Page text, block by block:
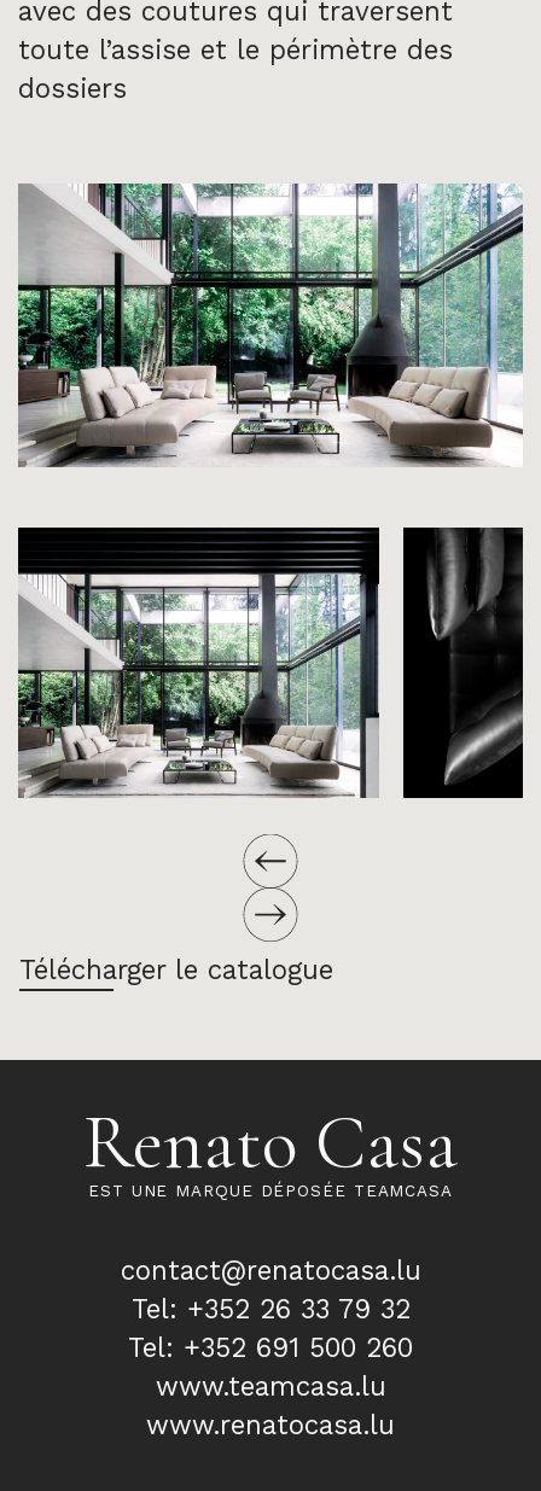
avec des coutures qui traversent
toute l’assise et le périmètre des
dossiers
Télécharger le catalogue
Renato Casa
EST UNE MARQUE DÉPOSÉE TEAMCASA
contact@renatocasa.lu
Tel: +352 26 33 79 32
Tel: +352 691 500 260
www.teamcasa.lu
www.renatocasa.lu